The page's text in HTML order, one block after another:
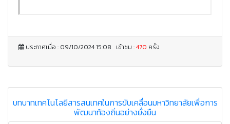
ประกาศเมื่อ : 09/10/2024 15:08 เข้าชม :470 ครั้ง
บทบาทเทคโนโลยีสารสนเทศในการขับเคลื่อนมหาวิทยาลัยเพื่อการ
พัฒนาท้องถิ่นอย่างยั่งยืน